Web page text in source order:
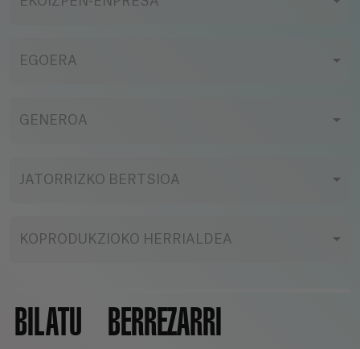
EGOERA
GENEROA
JATORRIZKO BERTSIOA
KOPRODUKZIOKO HERRIALDEA
BILATU BERREZARRI